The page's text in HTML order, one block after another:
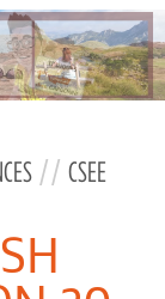
// CSEE